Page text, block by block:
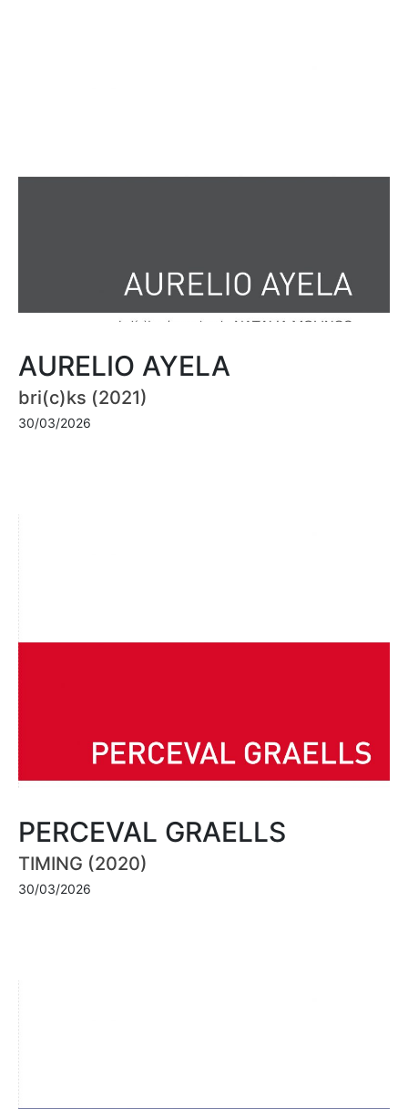
AURELIO AYELA
bri(c)ks (2021)
30/03/2026
PERCEVAL GRAELLS
TIMING (2020)
30/03/2026